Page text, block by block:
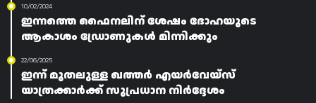
10/02/2024
ഇന്നത്തെ ഫൈനലിന് ശേഷം ദോഹയുടെ
ആകാശം ഡ്രോണുകൾ മിന്നിക്കും
22/06/2025
ഇന്ന് മുതലുള്ള ഖത്തർ എയർവേയ്‌സ്
യാത്രക്കാർക്ക് സുപ്രധാന നിർദ്ദേശം